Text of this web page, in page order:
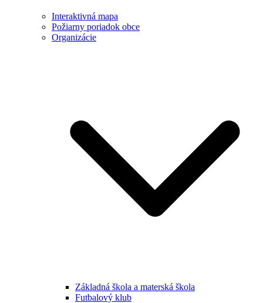
Interaktivná mapa
Požiarny poriadok obce
Organizácie
Základná škola a materská škola
Futbalový klub